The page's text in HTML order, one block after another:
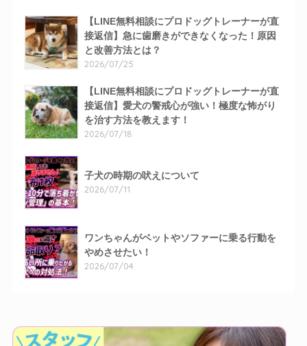
【LINE無料相談にプロドッグトレーナーが直
接返信】急に歯磨きができなくなった！原因
と改善方法とは？
2026/07/25
【LINE無料相談にプロドッグトレーナーが直
接返信】愛犬の警戒心が強い！極度な怖がり
を治す方法を教えます！
2026/07/18
子犬の時期の吠えについて
2026/07/11
ワンちゃんがベットやソファーに乗る行動を
やめさせたい！
2026/07/04